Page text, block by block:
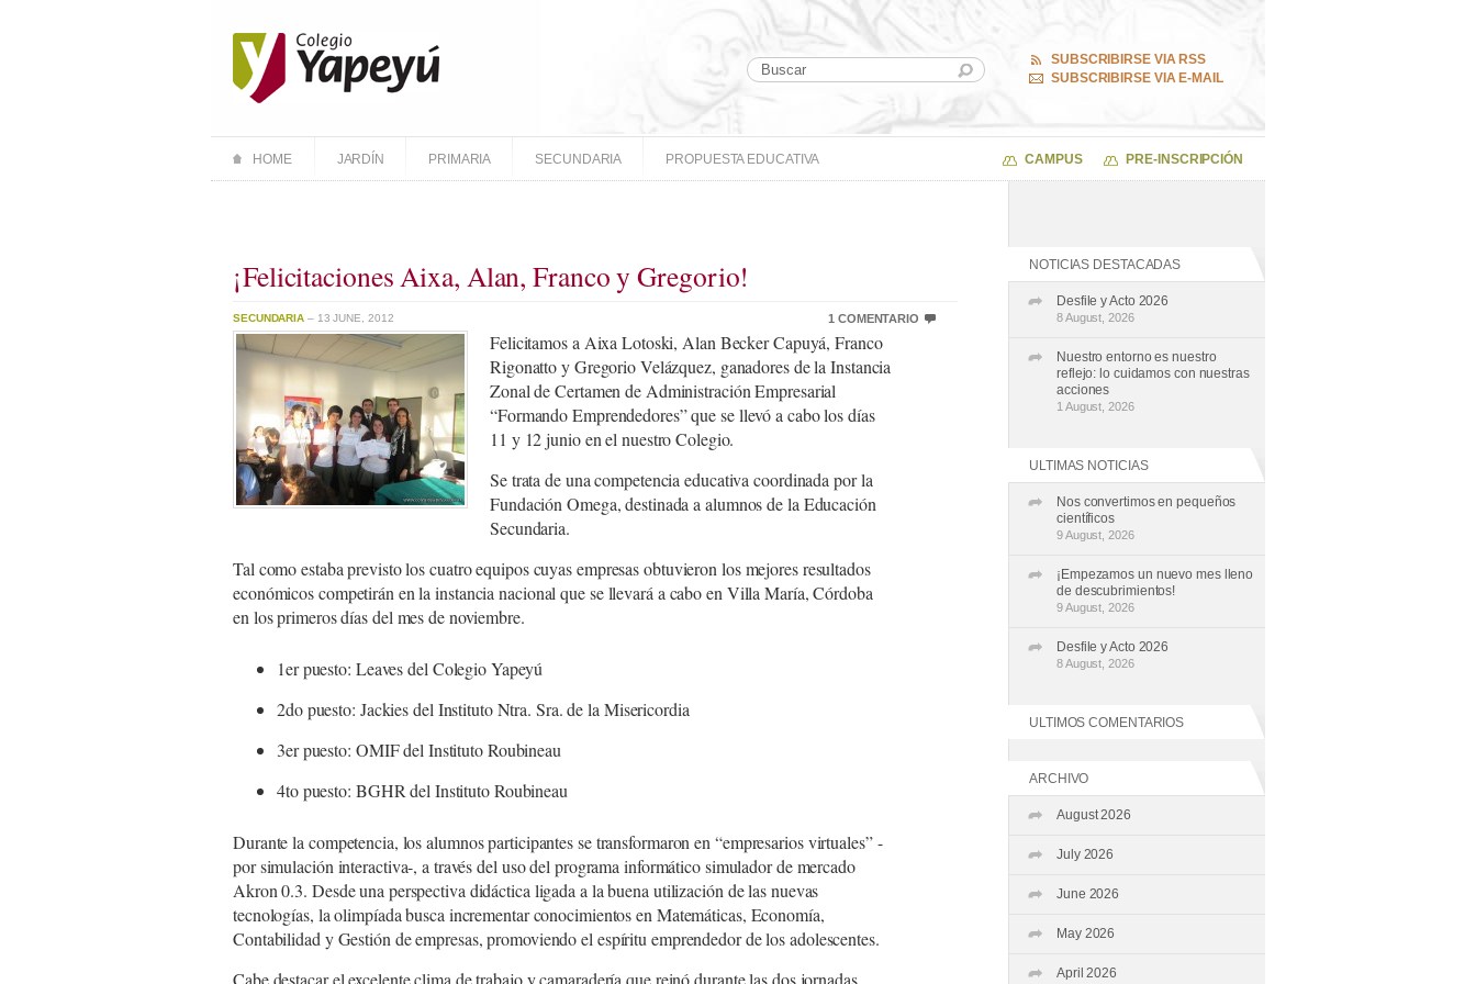
SUBSCRIBIRSE VIA RSS
SUBSCRIBIRSE VIA E-MAIL
HOME JARDÍN PRIMARIA SECUNDARIA PROPUESTA EDUCATIVA CAMPUS PRE-INSCRIPCIÓN
¡Felicitaciones Aixa, Alan, Franco y Gregorio!
SECUNDARIA – 13 JUNE, 2012 1 COMENTARIO
Felicitamos a Aixa Lotoski, Alan Becker Capuyá, Franco
Rigonatto y Gregorio Velázquez, ganadores de la Instancia
Zonal de Certamen de Administración Empresarial
“Formando Emprendedores” que se llevó a cabo los días
11 y 12 junio en el nuestro Colegio.
Se trata de una competencia educativa coordinada por la
Fundación Omega, destinada a alumnos de la Educación
Secundaria.
Tal como estaba previsto los cuatro equipos cuyas empresas obtuvieron los mejores resultados
económicos competirán en la instancia nacional que se llevará a cabo en Villa María, Córdoba
en los primeros días del mes de noviembre.
1er puesto: Leaves del Colegio Yapeyú
2do puesto: Jackies del Instituto Ntra. Sra. de la Misericordia
3er puesto: OMIF del Instituto Roubineau
4to puesto: BGHR del Instituto Roubineau
Durante la competencia, los alumnos participantes se transformaron en “empresarios virtuales” -
por simulación interactiva-, a través del uso del programa informático simulador de mercado
Akron 0.3. Desde una perspectiva didáctica ligada a la buena utilización de las nuevas
tecnologías, la olimpíada busca incrementar conocimientos en Matemáticas, Economía,
Contabilidad y Gestión de empresas, promoviendo el espíritu emprendedor de los adolescentes.
Cabe destacar el excelente clima de trabajo y camaradería que reinó durante las dos jornadas.
NOTICIAS DESTACADAS
Desfile y Acto 2026
8 August, 2026
Nuestro entorno es nuestro
reflejo: lo cuidamos con nuestras
acciones
1 August, 2026
ULTIMAS NOTICIAS
Nos convertimos en pequeños
científicos
9 August, 2026
¡Empezamos un nuevo mes lleno
de descubrimientos!
9 August, 2026
Desfile y Acto 2026
8 August, 2026
ULTIMOS COMENTARIOS
ARCHIVO
August 2026
July 2026
June 2026
May 2026
April 2026